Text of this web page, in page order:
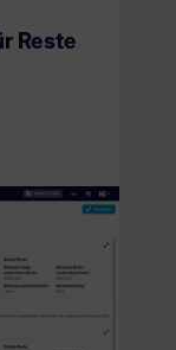
Reste